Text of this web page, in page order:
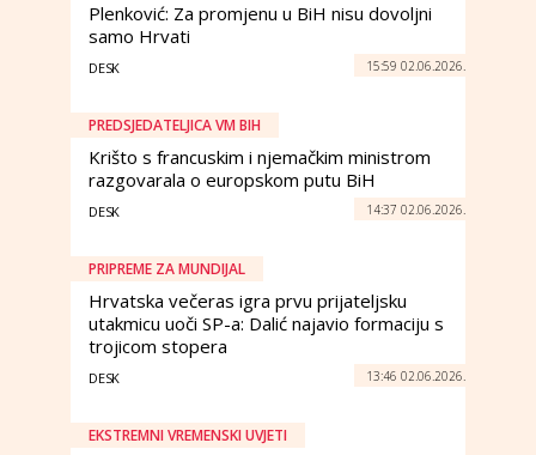
Plenković: Za promjenu u BiH nisu dovoljni
samo Hrvati
DESK 15:59 02.06.2026.
PREDSJEDATELJICA VM BIH
Krišto s francuskim i njemačkim ministrom
razgovarala o europskom putu BiH
DESK 14:37 02.06.2026.
PRIPREME ZA MUNDIJAL
Hrvatska večeras igra prvu prijateljsku
utakmicu uoči SP-a: Dalić najavio formaciju s
trojicom stopera
DESK 13:46 02.06.2026.
EKSTREMNI VREMENSKI UVJETI